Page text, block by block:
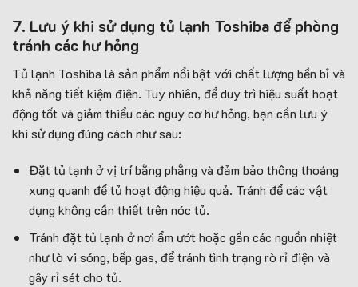
7. Lưu ý khi sử dụng tủ lạnh Toshiba để phòng
tránh các hư hỏng
Tủ lạnh Toshiba là sản phẩm nổi bật với chất lượng bền bỉ và
khả năng tiết kiệm điện. Tuy nhiên, để duy trì hiệu suất hoạt
động tốt và giảm thiểu các nguy cơ hư hỏng, bạn cần lưu ý
khi sử dụng đúng cách như sau:
Đặt tủ lạnh ở vị trí bằng phẳng và đảm bảo thông thoáng
xung quanh để tủ hoạt động hiệu quả. Tránh để các vật
dụng không cần thiết trên nóc tủ.
Tránh đặt tủ lạnh ở nơi ẩm ướt hoặc gần các nguồn nhiệt
như lò vi sóng, bếp gas, để tránh tình trạng rò rỉ điện và
gây rỉ sét cho tủ.